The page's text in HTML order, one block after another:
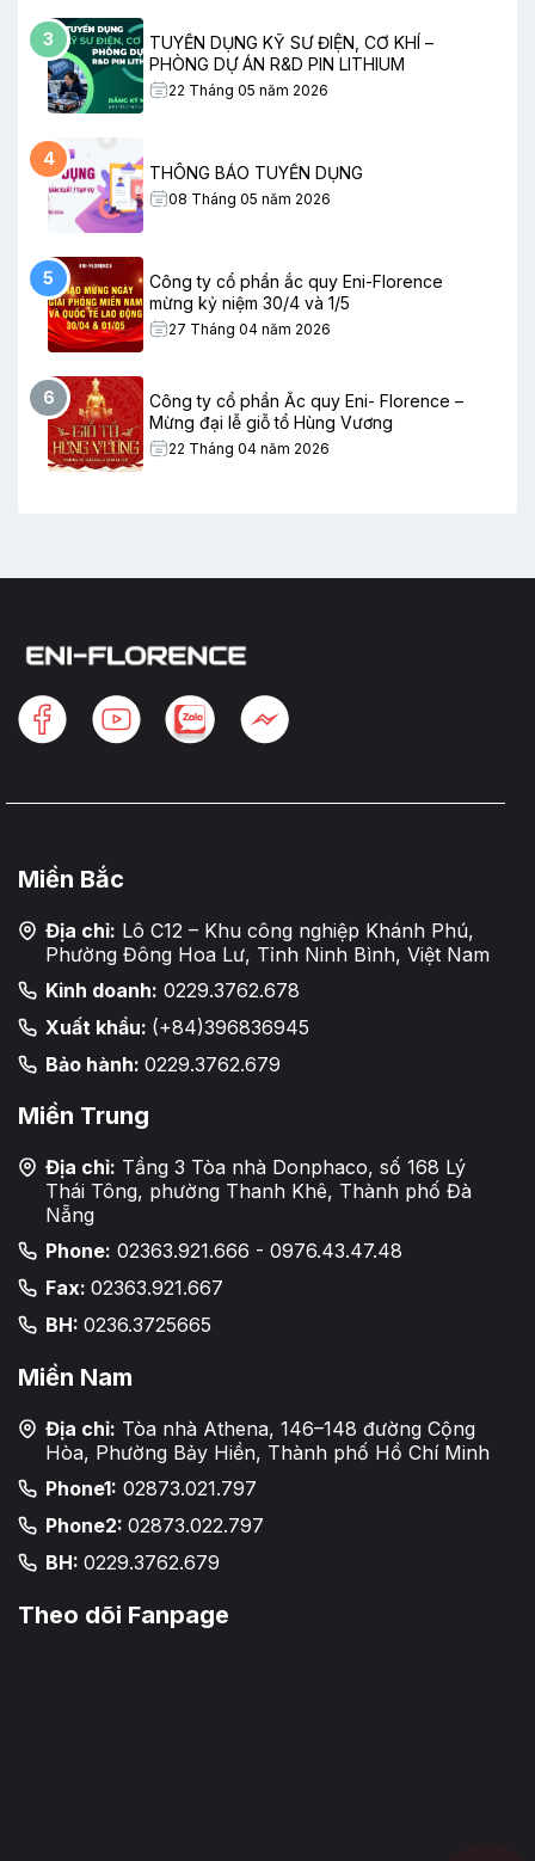
3
TUYỂN DỤNG KỸ SƯ ĐIỆN, CƠ KHÍ –
PHÒNG DỰ ÁN R&D PIN LITHIUM
22 Tháng 05 năm 2026
4
THÔNG BÁO TUYỂN DỤNG
08 Tháng 05 năm 2026
5
Công ty cổ phần ắc quy Eni-Florence
mừng kỷ niệm 30/4 và 1/5
27 Tháng 04 năm 2026
6
Công ty cổ phần Ắc quy Eni- Florence –
Mừng đại lễ giỗ tổ Hùng Vương
22 Tháng 04 năm 2026
Miền Bắc
Địa chỉ: Lô C12 – Khu công nghiệp Khánh Phú,
Phường Đông Hoa Lư, Tỉnh Ninh Bình, Việt Nam
Kinh doanh: 0229.3762.678
Xuất khẩu: (+84)396836945
Bảo hành: 0229.3762.679
Miền Trung
Địa chỉ: Tầng 3 Tòa nhà Donphaco, số 168 Lý
Thái Tông, phường Thanh Khê, Thành phố Đà
Nẵng
Phone: 02363.921.666 - 0976.43.47.48
Fax: 02363.921.667
BH: 0236.3725665
Miền Nam
Địa chỉ: Tòa nhà Athena, 146–148 đường Cộng
Hòa, Phường Bảy Hiền, Thành phố Hồ Chí Minh
Phone1: 02873.021.797
Phone2: 02873.022.797
BH: 0229.3762.679
Theo dõi Fanpage